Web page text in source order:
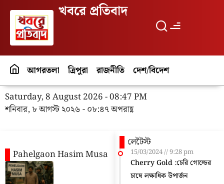
খবরে প্রতিবাদ
আগরতলা ত্রিপুরা রাজনীতি দেশ/বিদেশ
Saturday, 8 August 2026 - 08:47 PM
শনিবার, ৮ আগস্ট ২০২৬ - ০৮:৪৭ অপরাহ্ণ
Pahelgaon Hasim Musa
লেটৈস্ট
Cherry Gold :চেরি গোল্ডের
চাষে লক্ষাধিক উপার্জন
15/03/2024 9:28 pm